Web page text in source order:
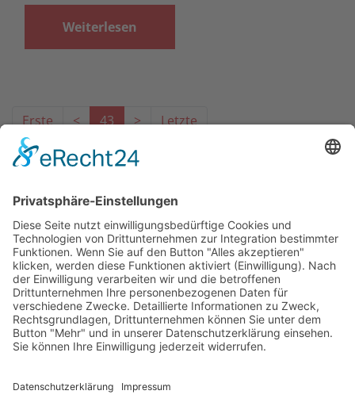
Weiterlesen
Erste < 43 > Letzte
Das Projekt zur Implementierung der Einheitlichen
Ansprechstellen für Arbeitgeber gemäß § 185a SGB IX in
Hessen wird gefördert aus Mitteln des LWV Hessen
Integrationsamtes. Das Projekt wird unter Einbindung
des Hessischen Ministeriums für Arbeit, Integration,
Jugend und Soziales von der Forschungsstelle des
Bildungswerks der Hessischen Wirtschaft e. V.
durchgeführt.